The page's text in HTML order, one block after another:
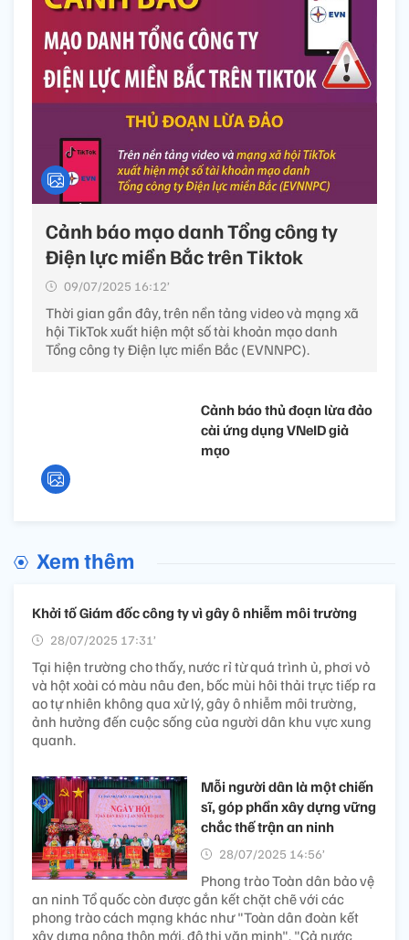
Cảnh báo mạo danh Tổng công ty
Điện lực miền Bắc trên Tiktok
09/07/2025 16:12’
Thời gian gần đây, trên nền tảng video và mạng xã
hội TikTok xuất hiện một số tài khoản mạo danh
Tổng công ty Điện lực miền Bắc (EVNNPC).
Cảnh báo thủ đoạn lừa đảo
cài ứng dụng VNeID giả
mạo
Xem thêm
Khởi tố Giám đốc công ty vì gây ô nhiễm môi trường
28/07/2025 17:31’
Tại hiện trường cho thấy, nước rỉ từ quá trình ủ, phơi vỏ
và hột xoài có màu nâu đen, bốc mùi hôi thải trực tiếp ra
ao tự nhiên không qua xử lý, gây ô nhiễm môi trường,
ảnh hưởng đến cuộc sống của người dân khu vực xung
quanh.
Mỗi người dân là một chiến
sĩ, góp phần xây dựng vững
chắc thế trận an ninh
28/07/2025 14:56’
Phong trào Toàn dân bảo vệ
an ninh Tổ quốc còn được gắn kết chặt chẽ với các
phong trào cách mạng khác như "Toàn dân đoàn kết
xây dựng nông thôn mới, đô thị văn minh", "Cả nước